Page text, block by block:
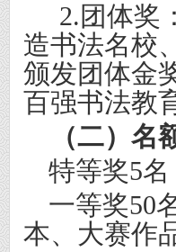
2.团体奖
造书法名校
颁发团体金
百强书法教
（二）名
特等奖5名
一等奖50
本、大赛作